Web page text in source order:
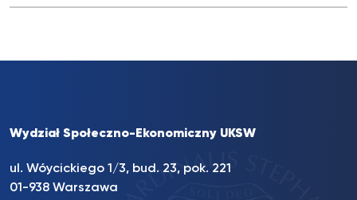
Wydział Społeczno-Ekonomiczny UKSW
ul. Wóycickiego 1/3, bud. 23, pok. 221
01-938 Warszawa